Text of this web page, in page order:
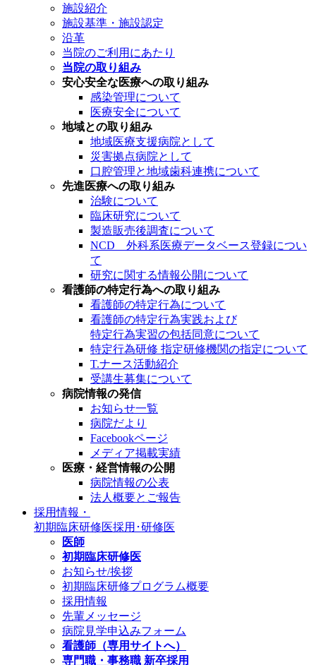
施設紹介
施設基準・施設認定
沿革
当院のご利用にあたり
当院の取り組み
安心安全な医療への取り組み
感染管理について
医療安全について
地域との取り組み
地域医療支援病院として
災害拠点病院として
口腔管理と地域歯科連携について
先進医療への取り組み
治験について
臨床研究について
製造販売後調査について
NCD 外科系医療データベース登録につい
て
研究に関する情報公開について
看護師の特定行為への取り組み
看護師の特定行為について
看護師の特定行為実践および
特定行為実習の包括同意について
特定行為研修 指定研修機関の指定について
T.ナース活動紹介
受講生募集について
病院情報の発信
お知らせ一覧
病院だより
Facebookページ
メディア掲載実績
医療・経営情報の公開
病院情報の公表
法人概要とご報告
採用情報・
初期臨床研修医採用･研修医
医師
初期臨床研修医
お知らせ/挨拶
初期臨床研修プログラム概要
採用情報
先輩メッセージ
病院見学申込みフォーム
看護師（専用サイトへ）
専門職・事務職 新卒採用